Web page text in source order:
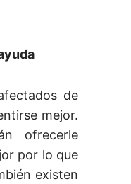
de
mejor.
ofrecerle
por lo que
existen